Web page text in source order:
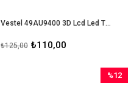
Vestel 49AU9400 3D Lcd Led Tv Kumandası
₺110,00
₺125,00
%12